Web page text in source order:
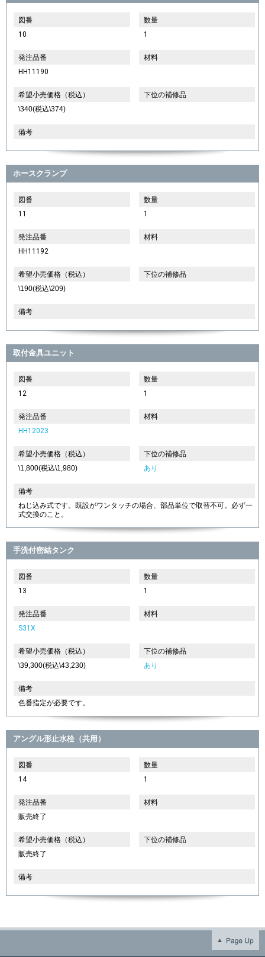
図番
10
数量
1
発注品番
HH11190
材料
希望小売価格（税込）
\340(税込\374)
下位の補修品
備考
ホースクランプ
図番
11
数量
1
発注品番
HH11192
材料
希望小売価格（税込）
\190(税込\209)
下位の補修品
備考
取付金具ユニット
図番
12
数量
1
発注品番
HH12023
材料
希望小売価格（税込）
\1,800(税込\1,980)
下位の補修品
あり
備考
ねじ込み式です。既設がワンタッチの場合、部品単位で取替不可。必ず一
式交換のこと。
手洗付密結タンク
図番
13
数量
1
発注品番
S31X
材料
希望小売価格（税込）
\39,300(税込\43,230)
下位の補修品
あり
備考
色番指定が必要です。
アングル形止水栓（共用）
図番
14
数量
1
発注品番
販売終了
材料
希望小売価格（税込）
販売終了
下位の補修品
備考